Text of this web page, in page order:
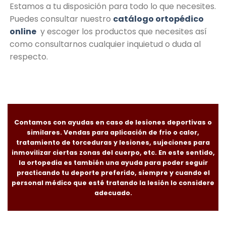
Estamos a tu disposición para todo lo que necesites.
Puedes consultar nuestro catálogo ortopédico
onliney escoger los productos que necesites así
como consultarnos cualquier inquietud o duda al
respecto.
Contamos con ayudas en caso de lesiones deportivas o
similares. Vendas para aplicación de frio o calor,
tratamiento de torceduras y lesiones, sujeciones para
inmovilizar ciertas zonas del cuerpo, etc. En este sentido,
la ortopedia es también una ayuda para poder seguir
practicando tu deporte preferido, siempre y cuando el
personal médico que esté tratando la lesión lo considere
adecuado.